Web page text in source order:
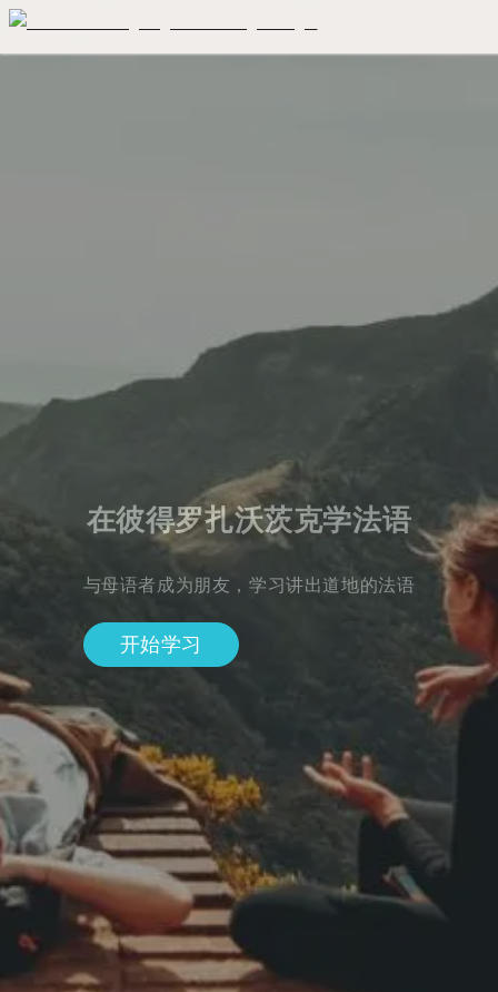
在彼得罗扎沃茨克学法语
与母语者成为朋友，学习讲出道地的法语
开始学习